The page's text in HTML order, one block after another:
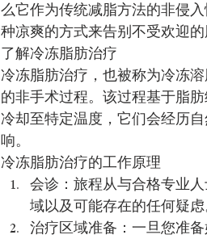
么它作为传统减脂方法的非侵
种凉爽的方式来告别不受欢迎的
了解冷冻脂肪治疗
冷冻脂肪治疗，也被称为冷冻
的非手术过程。该过程基于脂
冷却至特定温度，它们会经历
响。
冷冻脂肪治疗的工作原理
会诊：旅程从与合格专业
域以及可能存在的任何疑虑
治疗区域准备：一旦您准